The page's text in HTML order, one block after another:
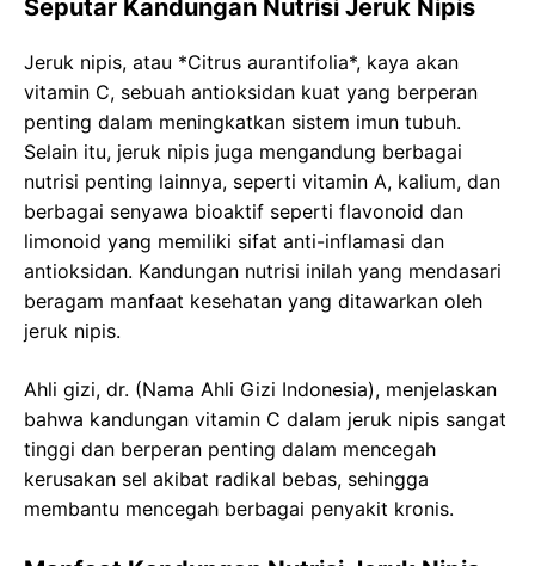
Seputar Kandungan Nutrisi Jeruk Nipis
Jeruk nipis, atau *Citrus aurantifolia*, kaya akan
vitamin C, sebuah antioksidan kuat yang berperan
penting dalam meningkatkan sistem imun tubuh.
Selain itu, jeruk nipis juga mengandung berbagai
nutrisi penting lainnya, seperti vitamin A, kalium, dan
berbagai senyawa bioaktif seperti flavonoid dan
limonoid yang memiliki sifat anti-inflamasi dan
antioksidan. Kandungan nutrisi inilah yang mendasari
beragam manfaat kesehatan yang ditawarkan oleh
jeruk nipis.
Ahli gizi, dr. (Nama Ahli Gizi Indonesia), menjelaskan
bahwa kandungan vitamin C dalam jeruk nipis sangat
tinggi dan berperan penting dalam mencegah
kerusakan sel akibat radikal bebas, sehingga
membantu mencegah berbagai penyakit kronis.